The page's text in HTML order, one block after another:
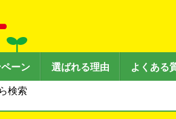
ーン 選ばれる理由 よくある
検索